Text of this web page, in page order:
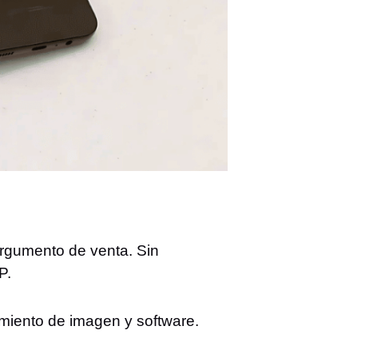
de venta. Sin
de imagen y software.